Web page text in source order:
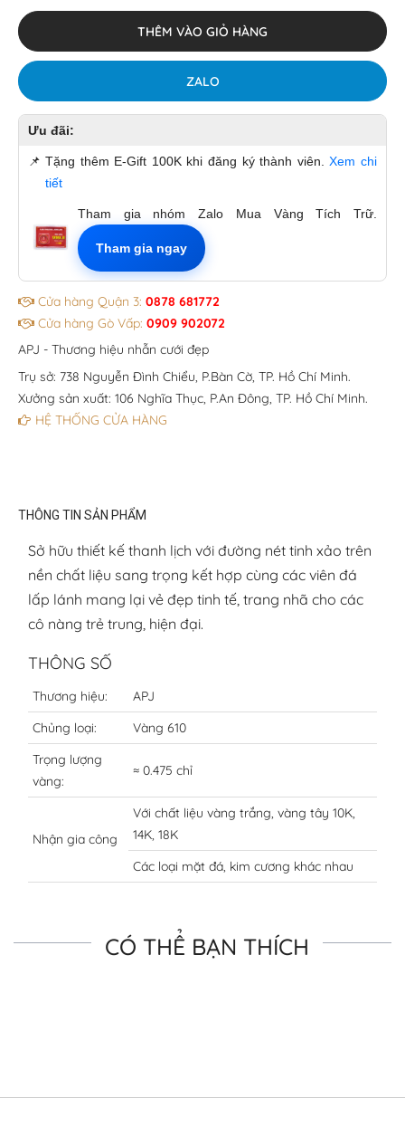
THÊM VÀO GIỎ HÀNG
ZALO
Ưu đãi:
📌 Tặng thêm E-Gift 100K khi đăng ký thành viên.Xem chi
tiết
Tham gia nhóm Zalo Mua Vàng Tích Trữ.
Tham gia ngay
Cửa hàng Quận 3: 0878 681772
Cửa hàng Gò Vấp: 0909 902072
APJ - Thương hiệu nhẫn cưới đẹp
Trụ sở: 738 Nguyễn Đình Chiểu, P.Bàn Cờ, TP. Hồ Chí Minh.
Xưởng sản xuất: 106 Nghĩa Thục, P.An Đông, TP. Hồ Chí Minh.
HỆ THỐNG CỬA HÀNG
THÔNG TIN SẢN PHẨM
Sở hữu thiết kế thanh lịch với đường nét tinh xảo trên
nền chất liệu sang trọng kết hợp cùng các viên đá
lấp lánh mang lại vẻ đẹp tinh tế, trang nhã cho các
cô nàng trẻ trung, hiện đại.
THÔNG SỐ
Thương hiệu:
APJ
Chủng loại:
Vàng 610
Trọng lượng
vàng:
≈ 0.475 chỉ
Nhận gia công
Với chất liệu vàng trắng, vàng tây 10K,
14K, 18K
Các loại mặt đá, kim cương khác nhau
CÓ THỂ BẠN THÍCH